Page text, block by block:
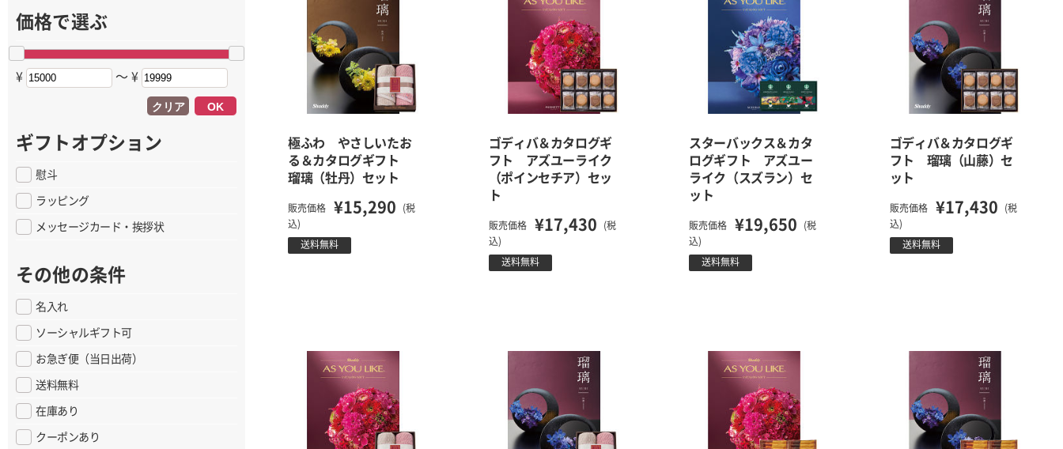
極ふわ やさしいたお
る＆カタログギフト
瑠璃（牡丹）セット
販売価格 ¥15,290
(税
込)
送料無料
ゴディバ＆カタログギ
フト アズユーライク
（ポインセチア）セッ
ト
販売価格 ¥17,430
(税
込)
送料無料
スターバックス＆カタ
ログギフト アズユー
ライク（スズラン）セ
ット
販売価格 ¥19,650
(税
込)
送料無料
ゴディバ＆カタログギ
フト 瑠璃（山藤）セ
ット
販売価格 ¥17,430
(税
込)
送料無料
価格で選ぶ
¥ 〜 ¥
OK
クリア
ギフトオプション
慰斗
ラッピング
メッセージカード・挨拶状
その他の条件
名入れ
ソーシャルギフト可
お急ぎ便（当日出荷）
送料無料
在庫あり
クーポンあり